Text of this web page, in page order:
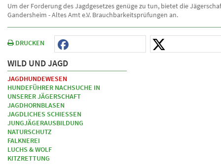
Um der Forderung des Jagdgesetzes genüge zu tun, bietet die
Gandersheim - Altes Amt e.V. Brauchbarkeitsprüfungen an.
DRUCKEN
WILD UND JAGD
JAGDHUNDEWESEN
HUNDEFÜHRER NACHSUCHE IN
UNSERER JÄGERSCHAFT
JAGDHORNBLASEN
JAGDLICHES SCHIESSEN
JUNGJÄGERAUSBILDUNG
NATURSCHUTZ
FALKNEREI
LUCHS & WOLF
KITZRETTUNG